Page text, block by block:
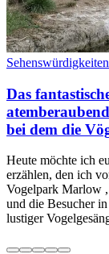
Das
bei dem die
Heute möchte ich
erzählen, den ich
Vogelpark Marlow ,
und die Besucher
lustiger